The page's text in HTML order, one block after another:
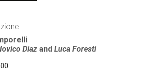
Diaz andLuca Foresti